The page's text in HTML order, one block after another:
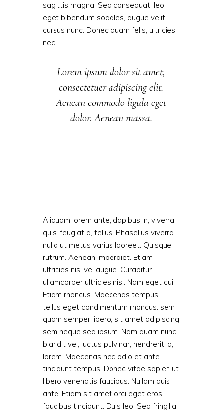
sagittis magna. Sed consequat, leo
eget bibendum sodales, augue velit
cursus nunc. Donec quam felis, ultricies
nec.
Lorem ipsum dolor sit amet,
consectetuer adipiscing elit.
Aenean commodo ligula eget
dolor. Aenean massa.
Aliquam lorem ante, dapibus in, viverra
quis, feugiat a, tellus. Phasellus viverra
nulla ut metus varius laoreet. Quisque
rutrum. Aenean imperdiet. Etiam
ultricies nisi vel augue. Curabitur
ullamcorper ultricies nisi. Nam eget dui.
Etiam rhoncus. Maecenas tempus,
tellus eget condimentum rhoncus, sem
quam semper libero, sit amet adipiscing
sem neque sed ipsum. Nam quam nunc,
blandit vel, luctus pulvinar, hendrerit id,
lorem. Maecenas nec odio et ante
tincidunt tempus. Donec vitae sapien ut
libero venenatis faucibus. Nullam quis
ante. Etiam sit amet orci eget eros
faucibus tincidunt. Duis leo. Sed fringilla